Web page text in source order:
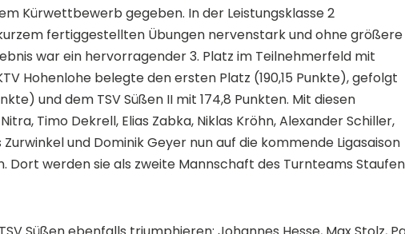
Kürwettbewerb gegeben. In der Leistungsklasse 2
fertiggestellten Übungen nervenstark und ohne größere
war ein hervorragender 3. Platz im Teilnehmerfeld mit
Hohenlohe belegte den ersten Platz (190,15 Punkte), gefolgt
und dem TSV Süßen II mit 174,8 Punkten. Mit diesen
Timo Dekrell, Elias Zabka, Niklas Kröhn, Alexander Schiller,
Zurwinkel und Dominik Geyer nun auf die kommende Ligasaison
Dort werden sie als zweite Mannschaft des Turnteams Staufen